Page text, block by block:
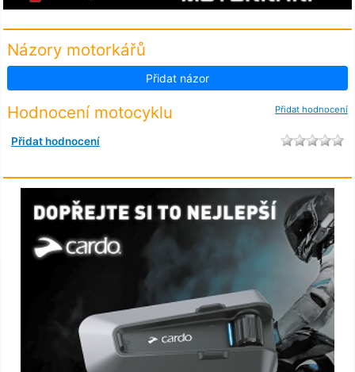
Názory motorkářů
Přidat názor
Přidat hodnocení
Hodnocení motocyklu
Přidat hodnocení